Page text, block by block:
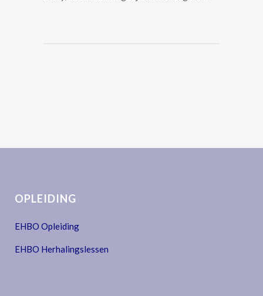
OPLEIDING
EHBO Opleiding
EHBO Herhalingslessen